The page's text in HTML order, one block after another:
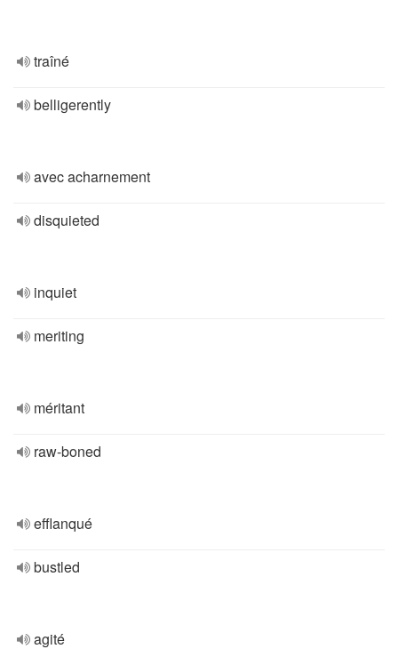
traîné
belligerently
avec acharnement
disquieted
inquiet
meriting
méritant
raw-boned
efflanqué
bustled
agité